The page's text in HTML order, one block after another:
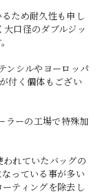
ため耐久性も申し
口径のダブルジッ
ンシルやヨーロッパ
付く個体もござい
ラーの工場で特殊加
れていたバッグの
っている事が多い
ティングを除去し